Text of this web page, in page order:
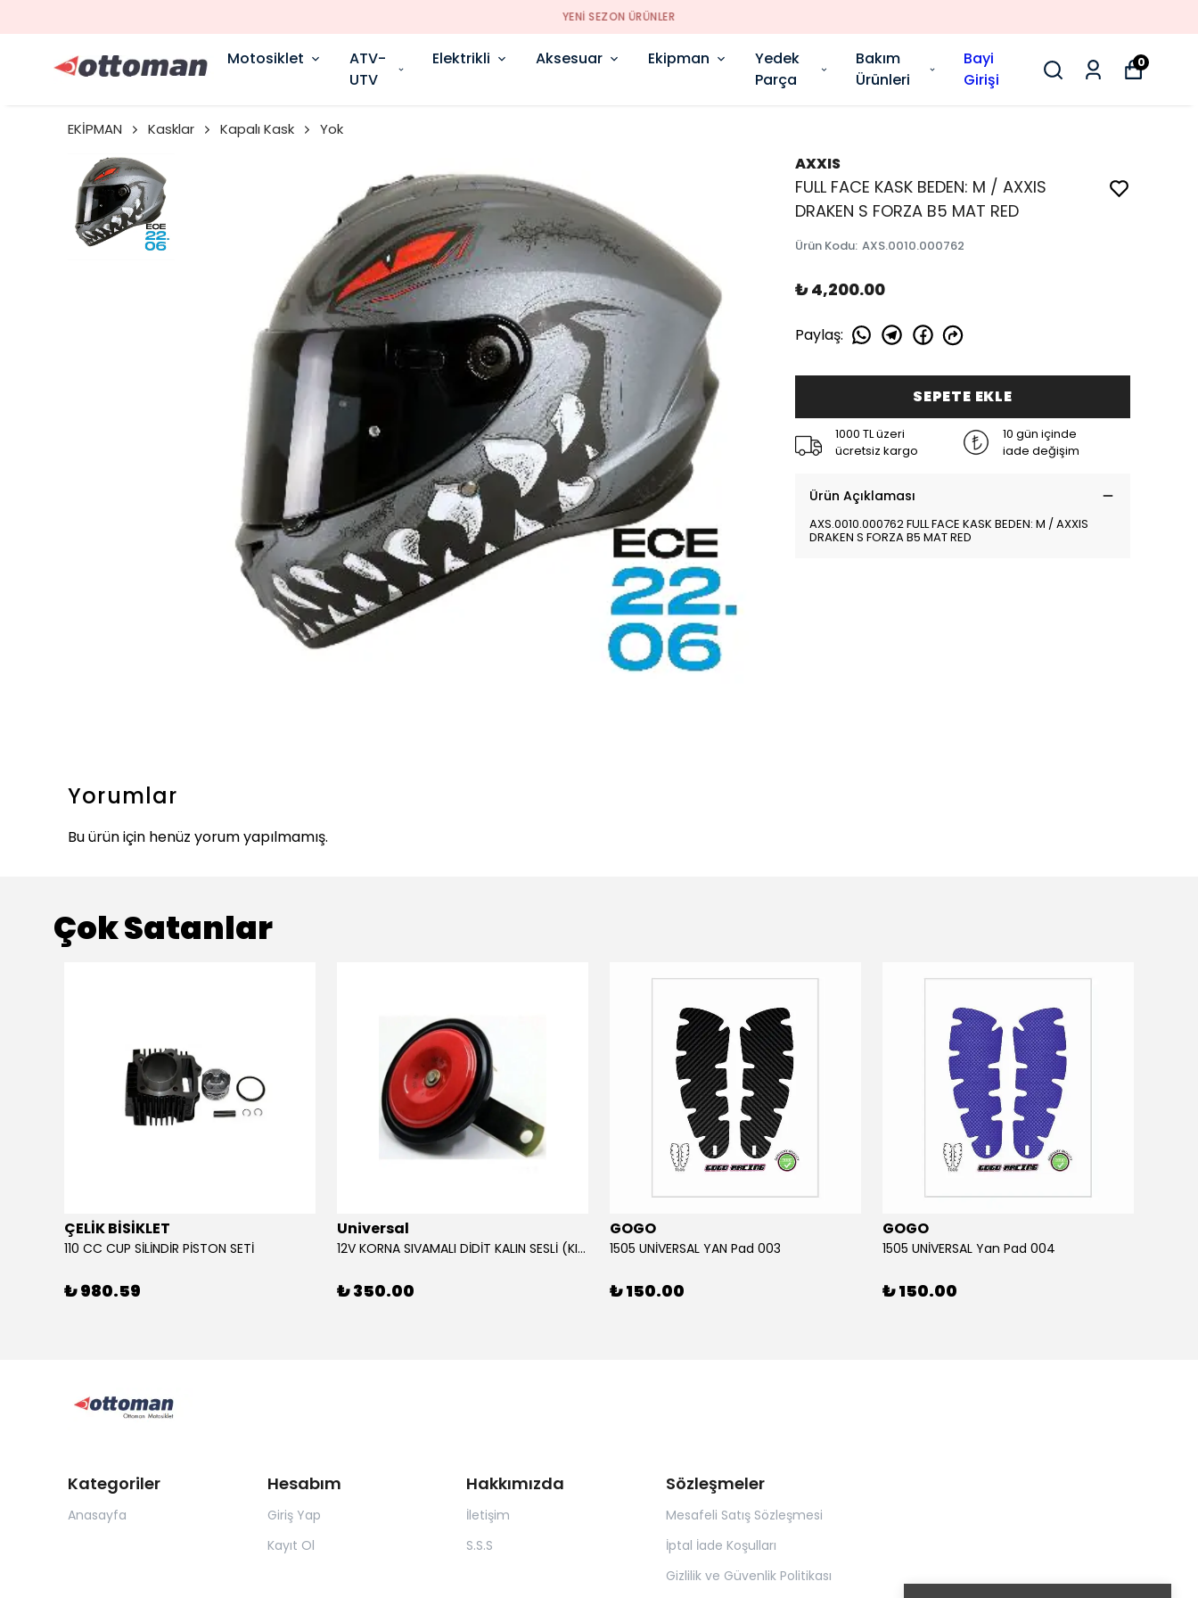
YENI SEZON ÜRÜNLER
Motosiklet
ATV-
UTV
Elektrikli Aksesuar Ekipman
Yedek
Parça
Bakım
Ürünleri
Bayi
Girişi
0
EKİPMAN Kasklar Kapalı Kask Yok
AXXIS
FULL FACE KASK BEDEN: M / AXXIS
DRAKEN S FORZA B5 MAT RED
Ürün Kodu: AXS.0010.000762
₺ 4,200.00
Paylaş:
SEPETE EKLE
1000 TL üzeri
ücretsiz kargo
10 gün içinde
iade değişim
Ürün Açıklaması
AXS.0010.000762 FULL FACE KASK BEDEN: M / AXXIS
DRAKEN S FORZA B5 MAT RED
Yorumlar
Bu ürün için henüz yorum yapılmamış.
Çok Satanlar
ÇELİK BİSİKLET
110 CC CUP SİLİNDİR PİSTON SETİ
₺ 980.59
Universal
12V KORNA SIVAMALI DİDİT KALIN SESLİ (KIRMIZI)
₺ 350.00
GOGO
1505 UNİVERSAL YAN Pad 003
₺ 150.00
GOGO
1505 UNİVERSAL Yan Pad 004
₺ 150.00
Kategoriler
Anasayfa
Hesabım
Giriş Yap
Kayıt Ol
Hakkımızda
İletişim
S.S.S
Sözleşmeler
Mesafeli Satış Sözleşmesi
İptal İade Koşulları
Gizlilik ve Güvenlik Politikası